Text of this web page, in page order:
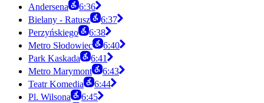
Andersena
6:36
Bielany - Ratusz
6:37
Perzyńskiego
6:38
Metro Słodowiec
6:40
Park Kaskada
6:41
Metro Marymont
6:43
Teatr Komedia
6:44
Pl. Wilsona
6:45